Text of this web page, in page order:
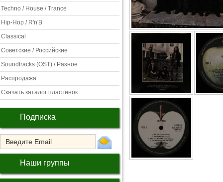
Techno / House / Trance
Hip-Hop / R'n'B
Classical
Советские / Российские
Soundtracks (OST) / Разное
Распродажа
Скачать каталог пластинок
Подписка
Наши группы